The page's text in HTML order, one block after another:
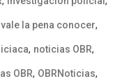
la pena conocer,
, noticias OBR,
OBR, OBRNoticias,